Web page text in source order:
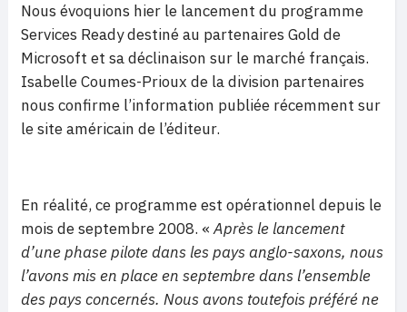
Nous évoquions hier le lancement du programme
Services Ready destiné au partenaires Gold de
Microsoft et sa déclinaison sur le marché français.
Isabelle Coumes-Prioux de la division partenaires
nous confirme l’information publiée récemment sur
le site américain de l’éditeur.
En réalité, ce programme est opérationnel depuis le
mois de septembre 2008. «Après le lancement
d’une phase pilote dans les pays anglo-saxons, nous
l’avons mis en place en septembre dans l’ensemble
des pays concernés. Nous avons toutefois préféré ne